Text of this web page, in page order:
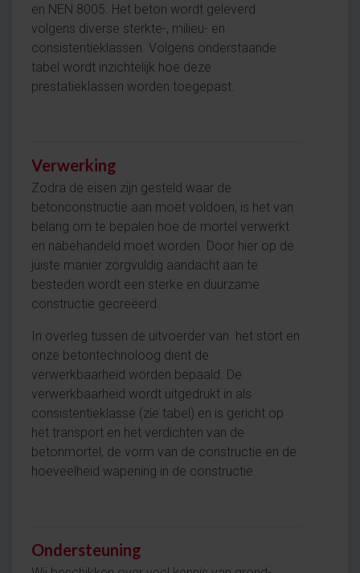
en NEN 8005. Het beton wordt geleverd
volgens diverse sterkte-, milieu- en
consistentieklassen. Volgens onderstaande
tabel wordt inzichtelijk hoe deze
prestatieklassen worden toegepast.
Verwerking
Zodra de eisen zijn gesteld waar de
betonconstructie aan moet voldoen, is het van
belang om te bepalen hoe de mortel verwerkt
en nabehandeld moet worden. Door hier op de
juiste manier zorgvuldig aandacht aan te
besteden wordt een sterke en duurzame
constructie gecreëerd.
In overleg tussen de uitvoerder van het stort en
onze betontechnoloog dient de
verwerkbaarheid worden bepaald. De
verwerkbaarheid wordt uitgedrukt in als
consistentieklasse (zie tabel) en is gericht op
het transport en het verdichten van de
betonmortel, de vorm van de constructie en de
hoeveelheid wapening in de constructie.
Ondersteuning